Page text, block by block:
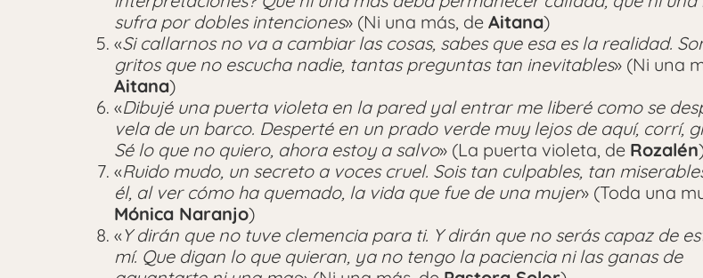
sufra por dobles intenciones» (Ni una más, de Aitana)
«Si callarnos no va a cambiar las cosas, sabes que esa es la realidad.
gritos que no escucha nadie, tantas preguntas tan inevitables» (Ni una
Aitana)
«Dibujé una puerta violeta en la pared yal entrar me liberé como se
vela de un barco. Desperté en un prado verde muy lejos de aquí, corrí,
Sé lo que no quiero, ahora estoy a salvo» (La puerta violeta, de Rozalén
«Ruido mudo, un secreto a voces cruel. Sois tan culpables, tan
él, al ver cómo ha quemado, la vida que fue de una mujer» (Toda una
Mónica Naranjo)
«Y dirán que no tuve clemencia para ti. Y dirán que no serás capaz de
mí. Que digan lo que quieran, ya no tengo la paciencia ni las ganas de